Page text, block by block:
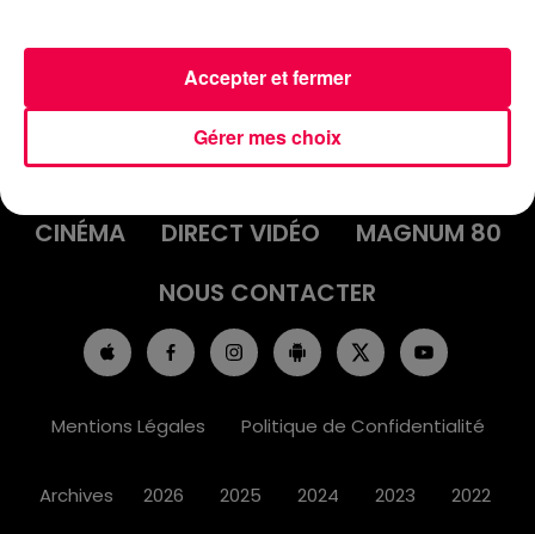
ACCUEIL INFOS
EMISSIONS
AGENDA
JEUX
PODCASTS
CINÉMA
DIRECT VIDÉO
MAGNUM 80
NOUS CONTACTER
Mentions Légales Politique de Confidentialité
Archives 2026 2025 2024 2023 2022
Gérer mes choix
Accepter et fermer